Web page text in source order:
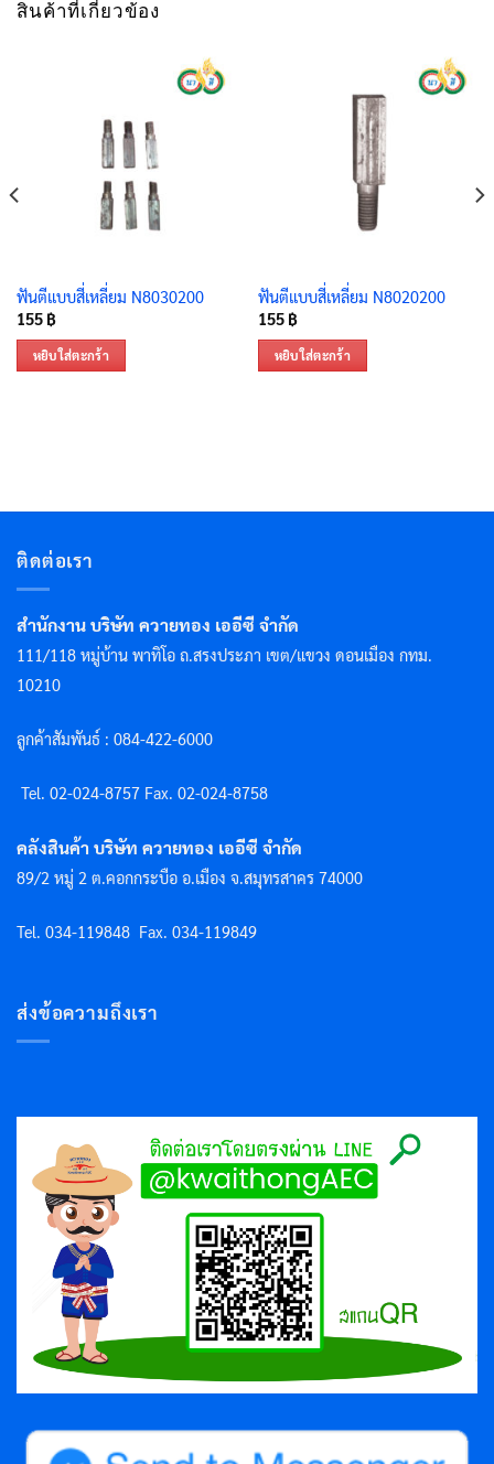
สินค้าที่เกี่ยวข้อง
ฟันตีแบบสี่เหลี่ยม N8030200
155 ฿
หยิบใส่ตะกร้า
ฟันตีแบบสี่เหลี่ยม N8020200
155 ฿
หยิบใส่ตะกร้า
ติดต่อเรา
สำนักงาน บริษัท ควายทอง เออีซี จำกัด
111/118 หมู่บ้าน พาทิโอ ถ.สรงประภา เขต/แขวง ดอนเมือง กทม.
10210
ลูกค้าสัมพันธ์ : 084-422-6000
Tel. 02-024-8757 Fax. 02-024-8758
คลังสินค้า บริษัท ควายทอง เออีซี จำกัด
89/2 หมู่ 2 ต.คอกกระบือ อ.เมือง จ.สมุทรสาคร 74000
Tel. 034-119848 Fax. 034-119849
ส่งข้อความถึงเรา